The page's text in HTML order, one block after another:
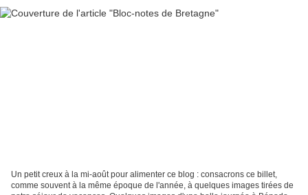
Un petit creux à la mi-août pour alimenter ce blog : consacrons ce billet,
comme souvent à la même époque de l'année, à quelques images tirées de